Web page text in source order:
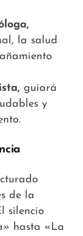
la salud
guiará
y
.
de la
silencio
hasta «La